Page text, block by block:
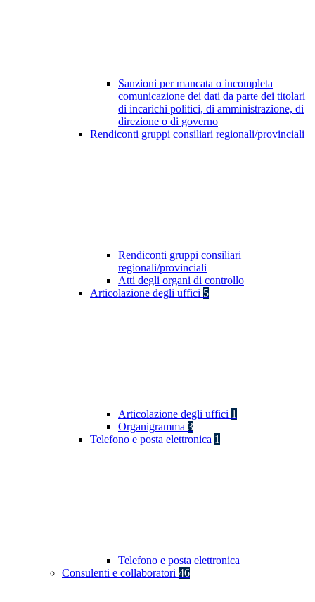
Sanzioni per mancata o incompleta
comunicazione dei dati da parte dei titolari
di incarichi politici, di amministrazione, di
direzione o di governo
Rendiconti gruppi consiliari regionali/provinciali
Rendiconti gruppi consiliari
regionali/provinciali
Atti degli organi di controllo
Articolazione degli uffici 5
Articolazione degli uffici 1
Organigramma 3
Telefono e posta elettronica 1
Telefono e posta elettronica
Consulenti e collaboratori 46